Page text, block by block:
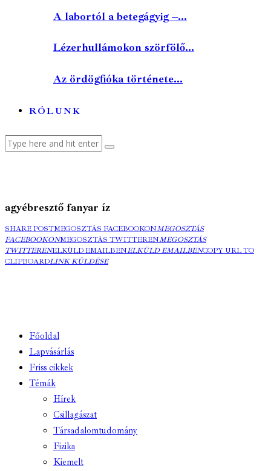
A labortól a betegágyig –...
Lézerhullámokon szörfölő...
Az ördögfióka története...
RÓLUNK
agyébresztő fanyar íz
SHARE POSTMEGOSZTÁS FACEBOOKONMEGOSZTÁS
FACEBOOKONMEGOSZTÁS TWITTERENMEGOSZTÁS
TWITTERENELKÜLD EMAILBENELKÜLD EMAILBENCOPY URL TO
CLIPBOARDLINK KÜLDÉSE
Főoldal
Lapvásárlás
Friss cikkek
Témák
Hírek
Csillagászat
Társadalomtudomány
Fizika
Kiemelt